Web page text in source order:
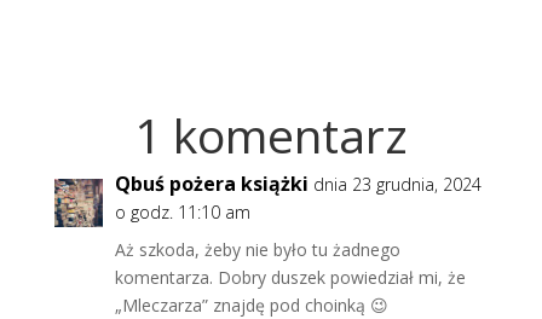
1 komentarz
Qbuś pożera książki dnia 23 grudnia, 2024
o godz. 11:10 am
Aż szkoda, żeby nie było tu żadnego
komentarza. Dobry duszek powiedział mi, że
„Mleczarza” znajdę pod choinką 😉